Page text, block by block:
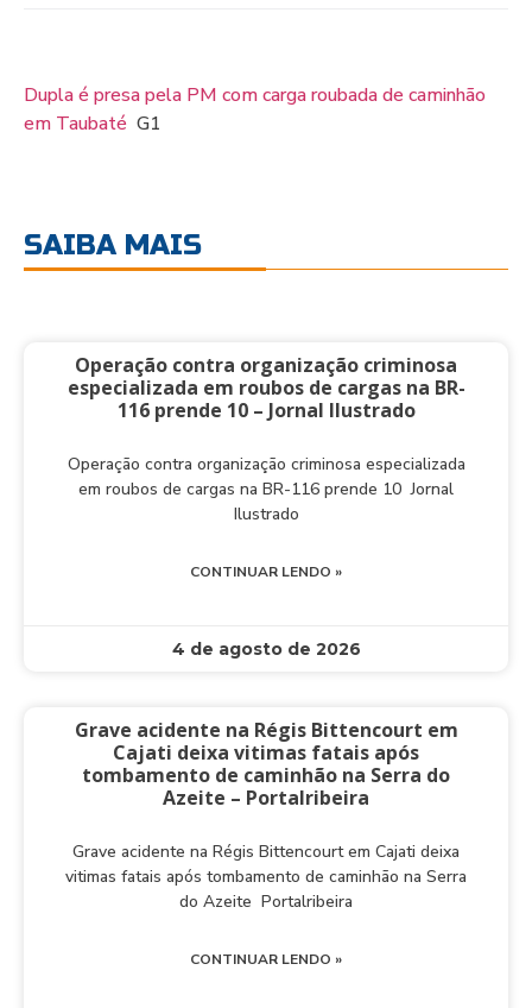
Dupla é presa pela PM com carga roubada de caminhão
em Taubaté G1
SAIBA MAIS
Operação contra organização criminosa
especializada em roubos de cargas na BR-
116 prende 10 – Jornal Ilustrado
Operação contra organização criminosa especializada
em roubos de cargas na BR-116 prende 10 Jornal
Ilustrado
CONTINUAR LENDO »
4 de agosto de 2026
Grave acidente na Régis Bittencourt em
Cajati deixa vitimas fatais após
tombamento de caminhão na Serra do
Azeite – Portalribeira
Grave acidente na Régis Bittencourt em Cajati deixa
vitimas fatais após tombamento de caminhão na Serra
do Azeite Portalribeira
CONTINUAR LENDO »